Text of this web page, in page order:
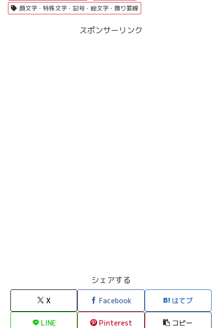
顔文字・特殊文字・記号・絵文字・飾り罫線
スポンサーリンク
シェアする
X Facebook はてブ
LINE Pinterest コピー